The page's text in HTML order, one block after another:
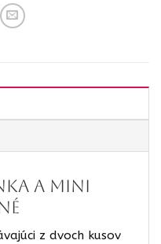
a mini
z dvoch kusov